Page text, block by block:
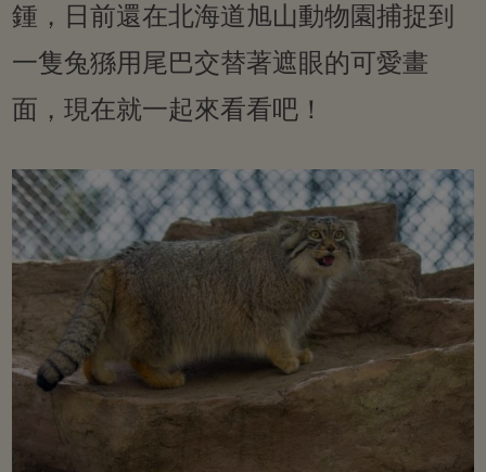
鍾，日前還在北海道旭山動物園捕捉到
一隻兔猻用尾巴交替著遮眼的可愛畫
面，現在就一起來看看吧！